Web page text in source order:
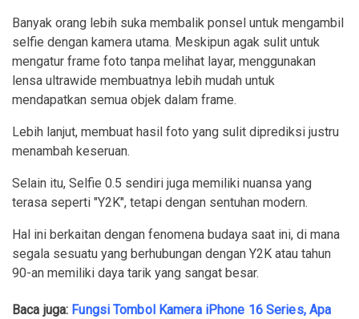
Banyak orang lebih suka membalik ponsel untuk mengambil
selfie dengan kamera utama. Meskipun agak sulit untuk
mengatur frame foto tanpa melihat layar, menggunakan
lensa ultrawide membuatnya lebih mudah untuk
mendapatkan semua objek dalam frame.
Lebih lanjut, membuat hasil foto yang sulit diprediksi justru
menambah keseruan.
Selain itu, Selfie 0.5 sendiri juga memiliki nuansa yang
terasa seperti "Y2K", tetapi dengan sentuhan modern.
Hal ini berkaitan dengan fenomena budaya saat ini, di mana
segala sesuatu yang berhubungan dengan Y2K atau tahun
90-an memiliki daya tarik yang sangat besar.
Baca juga: Fungsi Tombol Kamera iPhone 16 Series, Apa